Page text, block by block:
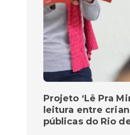
Projeto ‘Lê Pra
leitura entre
públicas do Rio